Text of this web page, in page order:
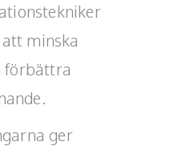
minska
förbättra
ger